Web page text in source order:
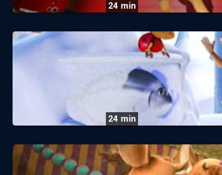
24 min
JoNaLu: Tanz auf dem Seil
24 min
JoNaLu: Heiß und kalt